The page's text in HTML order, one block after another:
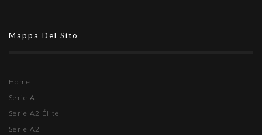
Mappa Del Sito
Home
Serie A
Serie A2 Élite
Serie A2